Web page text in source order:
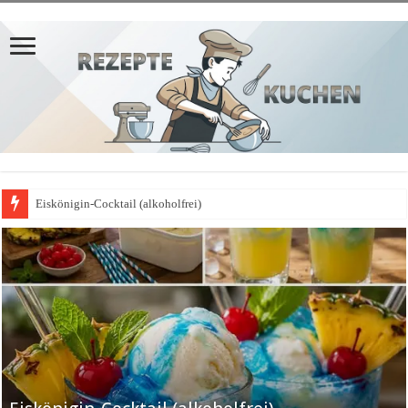
Eiskönigin-Cocktail (alkoholfrei)
𝗣𝗳𝗹𝗮𝘂𝗺𝗲𝗻𝗸𝘂𝗰𝗵𝗲𝗻-𝗔𝗽𝗳𝗲𝗹𝗯𝗹𝗲𝗰𝗵𝗸𝘂𝗰𝗵𝗲𝗻-